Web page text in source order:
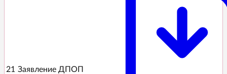
21 Заявление ДПОП